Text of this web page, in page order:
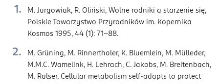
M. Jurgowiak, R. Oliński, Wolne rodniki a starzenie się,
Polskie Towarzystwo Przyrodników im. Kopernika
Kosmos 1995, 44 (1): 71-88.
M. Grüning, M. Rinnerthaler, K. Bluemlein, M. Mülleder,
M.M.C. Wamelink, H. Lehrach, C. Jakobs, M. Breitenbach,
M. Ralser, Cellular metabolism self-adapts to protect